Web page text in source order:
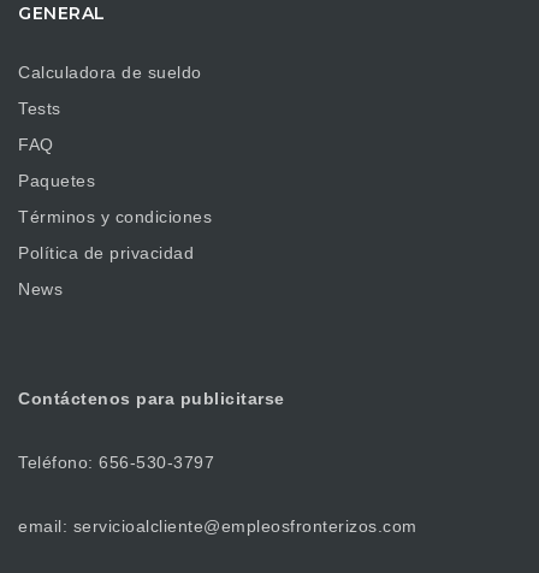
GENERAL
Calculadora de sueldo
Tests
FAQ
Paquetes
Términos y condiciones
Política de privacidad
News
Contáctenos para publicitarse
Teléfono: 656-530-3797
email: servicioalcliente@empleosfronterizos.com